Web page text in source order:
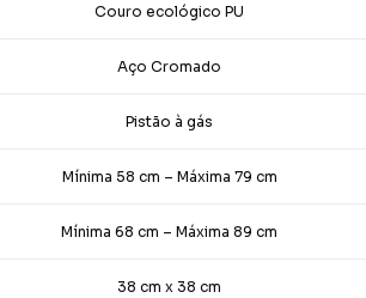
Couro ecológico PU
Aço Cromado
Pistão à gás
Mínima 58 cm – Máxima 79 cm
Mínima 68 cm – Máxima 89 cm
38 cm x 38 cm